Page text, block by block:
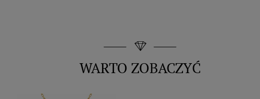
WARTO ZOBACZYĆ